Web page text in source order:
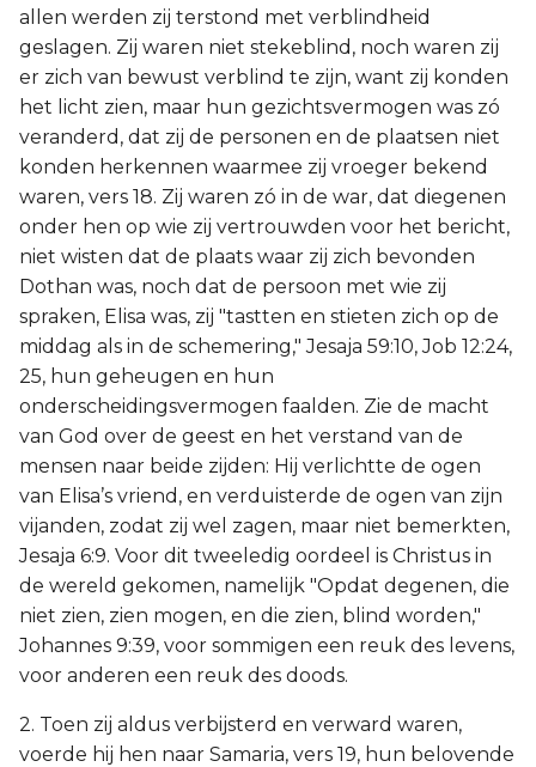
allen werden zij terstond met verblindheid
geslagen. Zij waren niet stekeblind, noch waren zij
er zich van bewust verblind te zijn, want zij konden
het licht zien, maar hun gezichtsvermogen was zó
veranderd, dat zij de personen en de plaatsen niet
konden herkennen waarmee zij vroeger bekend
waren, vers 18. Zij waren zó in de war, dat diegenen
onder hen op wie zij vertrouwden voor het bericht,
niet wisten dat de plaats waar zij zich bevonden
Dothan was, noch dat de persoon met wie zij
spraken, Elisa was, zij "tastten en stieten zich op de
middag als in de schemering," Jesaja 59:10, Job 12:24,
25, hun geheugen en hun
onderscheidingsvermogen faalden. Zie de macht
van God over de geest en het verstand van de
mensen naar beide zijden: Hij verlichtte de ogen
van Elisa’s vriend, en verduisterde de ogen van zijn
vijanden, zodat zij wel zagen, maar niet bemerkten,
Jesaja 6:9. Voor dit tweeledig oordeel is Christus in
de wereld gekomen, namelijk "Opdat degenen, die
niet zien, zien mogen, en die zien, blind worden,"
Johannes 9:39, voor sommigen een reuk des levens,
voor anderen een reuk des doods.
2. Toen zij aldus verbijsterd en verward waren,
voerde hij hen naar Samaria, vers 19, hun belovende